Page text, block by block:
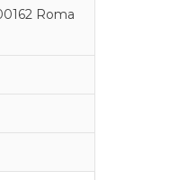
Roma